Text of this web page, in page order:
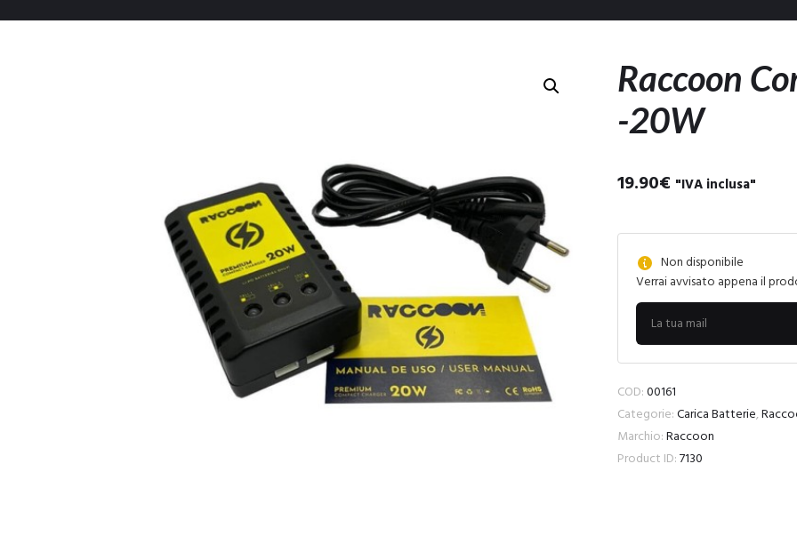
Raccoon
-20W
19.90€ "IVA inclusa"
Non disponibile
Verrai avvisato appena il
COD:00161
Categorie:Carica Batterie,
Marchio:Raccoon
Product ID:7130